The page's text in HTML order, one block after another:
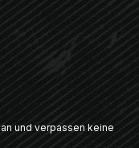
und verpassen keine